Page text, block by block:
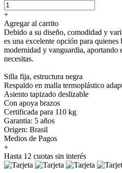
+
Agregar al carrito
Debido a su diseño, comodidad y
es una excelente opción para
modernidad y vanguardia, aportando
necesitas.
Silla fija, estructura negra
Respaldo en malla termoplástico
Asiento tapizado deslizable
Con apoya brazos
Certificada para 110 kg⁠
Garantia: 5 años
Origen: Brasil
Medios de Pagos
+
Hasta 12 cuotas sin interés